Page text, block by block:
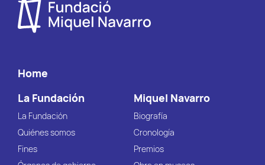
Home
La Fundación
La Fundación
Quiénes somos
Fines
Miquel Navarro
Biografía
Cronología
Premios